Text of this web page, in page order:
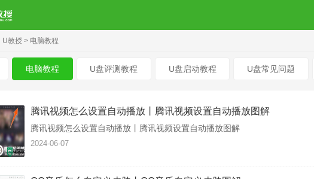
U教授 电脑教程
电脑教程 U盘评测教程 U盘启动教程 U盘常见问题
腾讯视频怎么设置自动播放丨腾讯视频设置自动播放图解
腾讯视频怎么设置自动播放丨腾讯视频设置自动播放图解
2024-06-07